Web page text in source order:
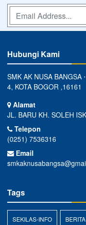
Hubungi Kami
SMK AK NUSA BANGSA
4, KOTA BOGOR ,16161
Alamat
JL. BARU KH. SOLEH
Telepon
(0251) 7536316
Email
Tags
SEKILAS-INFO BERITA